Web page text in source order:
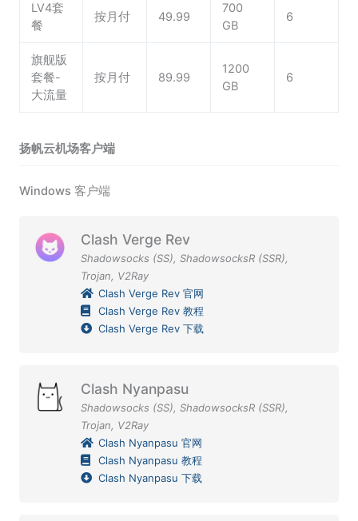
LV4套
餐
按月付 49.99
700
GB
6
旗舰版
套餐-
大流量
按月付 89.99
1200
GB
6
扬帆云机场客户端
Windows 客户端
Clash Verge Rev
Shadowsocks (SS), ShadowsocksR (SSR),
Trojan, V2Ray
Clash Verge Rev 官网
Clash Verge Rev 教程
Clash Verge Rev 下载
Clash Nyanpasu
Shadowsocks (SS), ShadowsocksR (SSR),
Trojan, V2Ray
Clash Nyanpasu 官网
Clash Nyanpasu 教程
Clash Nyanpasu 下载